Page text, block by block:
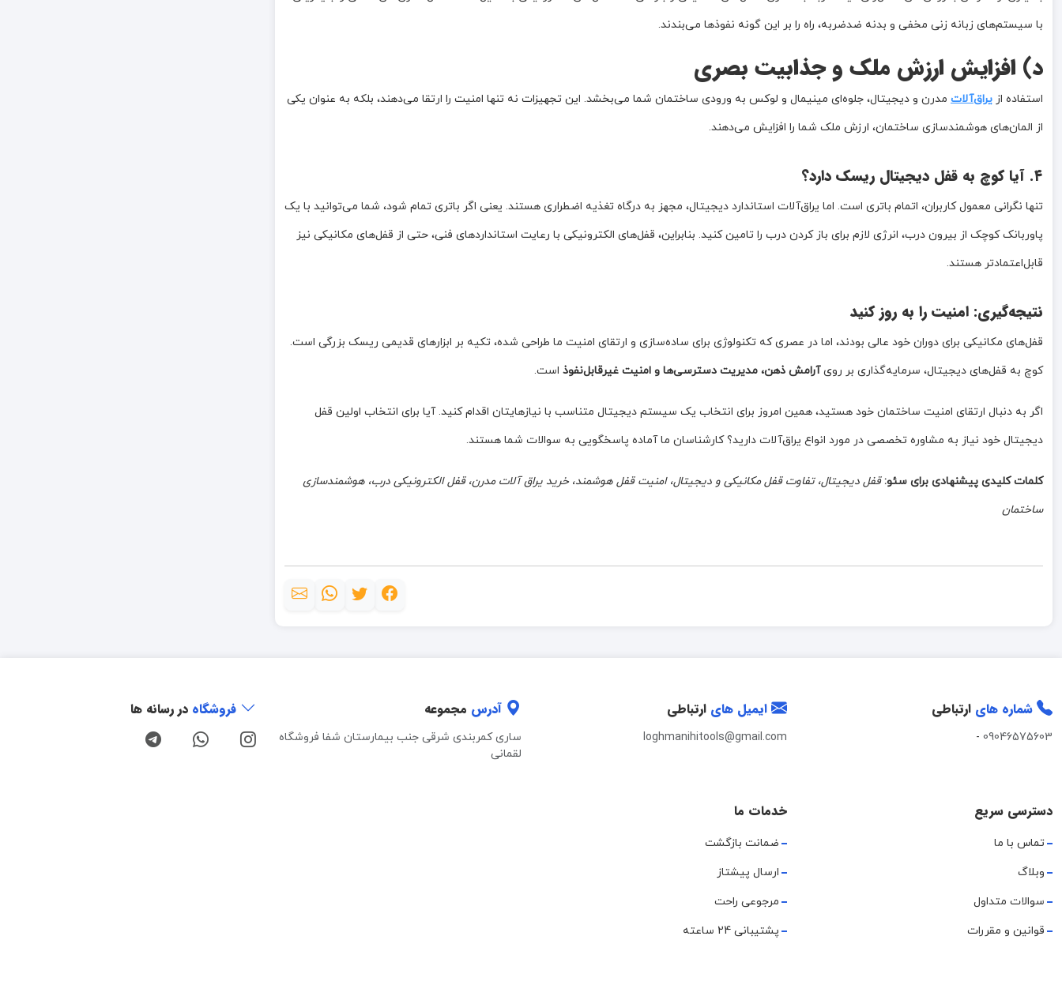
با سیستم‌های زبانه زنی مخفی و بدنه ضد‌ضربه، راه را بر این گونه نفوذها می‌بندند.
د) افزایش ارزش ملک و جذابیت بصری
استفاده از یراق‌آلات مدرن و دیجیتال، جلوه‌ای مینیمال و لوکس به ورودی ساختمان شما می‌بخشد. این تجهیزات نه تنها امنیت را ارتقا می‌دهند، بلکه به عنوان یکی
از المان‌های هوشمندسازی ساختمان، ارزش ملک شما را افزایش می‌دهند.
۴. آیا کوچ به قفل دیجیتال ریسک دارد؟
تنها نگرانی معمول کاربران، اتمام باتری است. اما یراق‌آلات استاندارد دیجیتال، مجهز به درگاه تغذیه اضطراری هستند. یعنی اگر باتری تمام شود، شما می‌توانید با یک
پاوربانک کوچک از بیرون درب، انرژی لازم برای باز کردن درب را تامین کنید. بنابراین، قفل‌های الکترونیکی با رعایت استانداردهای فنی، حتی از قفل‌های مکانیکی نیز
قابل‌اعتمادتر هستند.
نتیجه‌گیری: امنیت را به روز کنید
قفل‌های مکانیکی برای دوران خود عالی بودند، اما در عصری که تکنولوژی برای ساده‌سازی و ارتقای امنیت ما طراحی شده، تکیه بر ابزارهای قدیمی ریسک بزرگی است.
کوچ به قفل‌های دیجیتال، سرمایه‌گذاری بر رویآرامش ذهن، مدیریت دسترسی‌ها و امنیت غیرقابل‌نفوذ است.
اگر به دنبال ارتقای امنیت ساختمان خود هستید، همین امروز برای انتخاب یک سیستم دیجیتال متناسب با نیازهایتان اقدام کنید. آیا برای انتخاب اولین قفل
دیجیتال خود نیاز به مشاوره تخصصی در مورد انواع یراق‌آلات دارید؟ کارشناسان ما آماده پاسخگویی به سوالات شما هستند.
کلمات کلیدی پیشنهادی برای سئو: قفل دیجیتال، تفاوت قفل مکانیکی و دیجیتال، امنیت قفل هوشمند، خرید یراق آلات مدرن، قفل الکترونیکی درب، هوشمندسازی
ساختمان
شماره های ارتباطی
09046575603
-
ایمیل های ارتباطی
loghmanihitools@gmail.com
آدرس مجموعه
ساری کمربندی شرقی جنب بیمارستان شفا فروشگاه
لقمانی
فروشگاه در رسانه ها
دسترسی سریع
تماس با ما
وبلاگ
سوالات متداول
قوانین و مقررات
خدمات ما
ضمانت بازگشت
ارسال پیشتاز
مرجوعی راحت
پشتیبانی 24 ساعته